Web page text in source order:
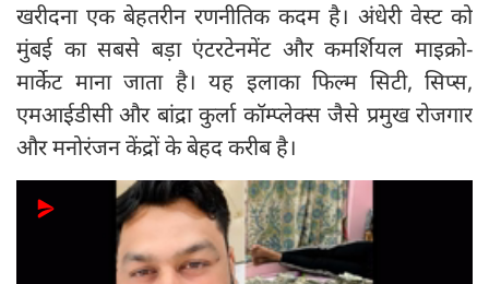
खरीदना एक बेहतरीन रणनीतिक कदम है। अंधेरी वेस्ट को
मुंबई का सबसे बड़ा एंटरटेनमेंट और कमर्शियल माइक्रो-
मार्केट माना जाता है। यह इलाका फिल्म सिटी, सिप्स,
एमआईडीसी और बांद्रा कुर्ला कॉम्प्लेक्स जैसे प्रमुख रोजगार
और मनोरंजन केंद्रों के बेहद करीब है।